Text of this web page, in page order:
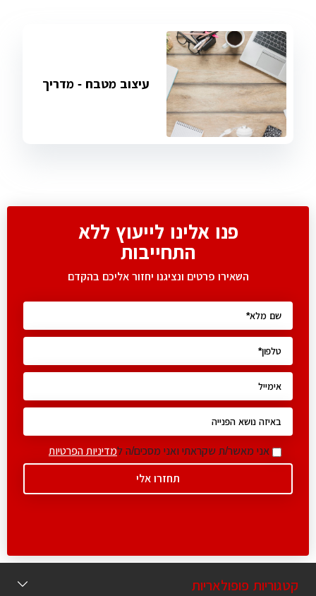
עיצוב מטבח - מדריך
פנו אלינו לייעוץ ללא
התחייבות
השאירו פרטים ונציגנו יחזור אליכם בהקדם
אני מאשר/ת שקראתי ואני מסכים/ה למדיניות הפרטיות
קטגוריות פופולאריות